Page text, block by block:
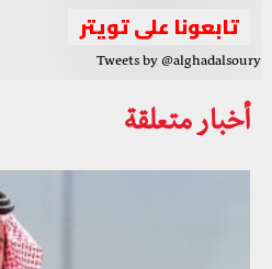
تابعونا على تويتر
Tweets by @alghadalsoury
أخبار متعلقة